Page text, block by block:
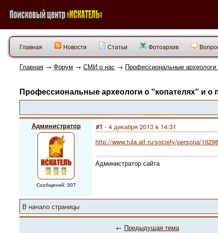
Главная Новости Статьи Фотоархив
Главная → Форум → СМИ о нас → Профессиональные
Профессиональные археологи о "копателях" и о
Администратор
Сообщений: 307
#1 - 4 декабря 2013 в 14:31
http://www.tula.aif.ru/society/persona/
Администратор сайта
В начало страницы
← Предыдущая тема